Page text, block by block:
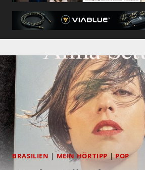
BRASILIEN | MEIN HÖRTIPP|POP